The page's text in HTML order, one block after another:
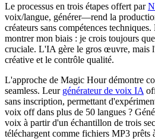
Le processus en trois étapes offert par
voix/langue, générer—rend la
créateurs sans compétences
montrer mon biais : je crois toujours
cruciale. L'IA gère le gros œuvre, mais
créative et le contrôle qualité.
L'approche de Magic Hour démontre
seamless. Leur générateur de voix IA
sans inscription, permettant
voix off dans plus de 50 langues ?
voix à partir d'un échantillon de trois
téléchargent comme fichiers MP3 prêts